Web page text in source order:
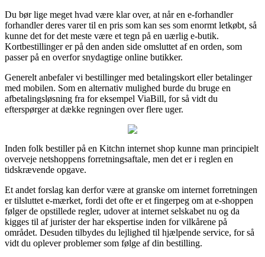
Du bør lige meget hvad være klar over, at når en e-forhandler
forhandler deres varer til en pris som kan ses som enormt letkøbt, så
kunne det for det meste være et tegn på en uærlig e-butik.
Kortbestillinger er på den anden side omsluttet af en orden, som
passer på en overfor snydagtige online butikker.
Generelt anbefaler vi bestillinger med betalingskort eller betalinger
med mobilen. Som en alternativ mulighed burde du bruge en
afbetalingsløsning fra for eksempel ViaBill, for så vidt du
efterspørger at dække regningen over flere uger.
Inden folk bestiller på en Kitchn internet shop kunne man principielt
overveje netshoppens forretningsaftale, men det er i reglen en
tidskrævende opgave.
Et andet forslag kan derfor være at granske om internet forretningen
er tilsluttet e-mærket, fordi det ofte er et fingerpeg om at e-shoppen
følger de opstillede regler, udover at internet selskabet nu og da
kigges til af jurister der har ekspertise inden for vilkårene på
området. Desuden tilbydes du lejlighed til hjælpende service, for så
vidt du oplever problemer som følge af din bestilling.